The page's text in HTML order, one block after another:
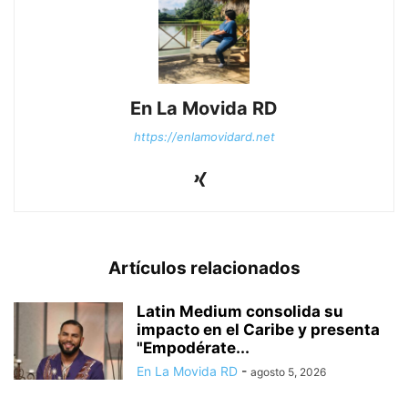
En La Movida RD
https://enlamovidard.net
Artículos relacionados
Latin Medium consolida su
impacto en el Caribe y presenta
"Empodérate...
En La Movida RD - agosto 5, 2026